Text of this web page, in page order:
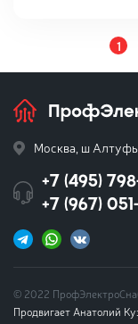
1
Москва, ш
+7 (495)
+7 (967)
© 2022
Продвигает Анатолий